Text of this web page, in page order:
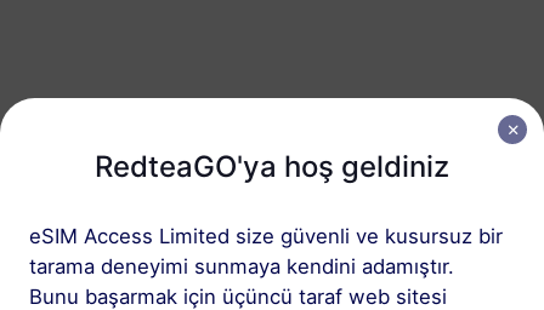
Cihazınızın eSIM
uyumlu ve SIM kilidinin
açık olduğundan emin
olun Uyumluluğu
kontrol edin
RedteaGO'ya hoş geldiniz
eSIM Access Limited size güvenli ve kusursuz bir
tarama deneyimi sunmaya kendini adamıştır.
Bunu başarmak için üçüncü taraf web sitesi